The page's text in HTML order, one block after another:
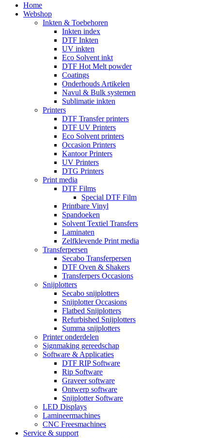
Home
Webshop
Inkten & Toebehoren
Inkten index
DTF Inkten
UV inkten
Eco Solvent inkt
DTF Hot Melt powder
Coatings
Onderhouds Artikelen
Navul & Bulk systemen
Sublimatie inkten
Printers
DTF Transfer printers
DTF UV Printers
Eco Solvent printers
Occasion Printers
Kantoor Printers
UV Printers
DTG Printers
Print media
DTF Films
Special DTF Film
Printbare Vinyl
Spandoeken
Solvent Textiel Transfers
Laminaten
Zelfklevende Print media
Transferpersen
Secabo Transferpersen
DTF Oven & Shakers
Transferpers Occasions
Snijplotters
Secabo snijplotters
Snijplotter Occasions
Flatbed Snijplotters
Refurbished Snijplotters
Summa snijplotters
Printer onderdelen
Signmaking gereedschap
Software & Applicaties
DTF RIP Software
Rip Software
Graveer software
Ontwerp software
Snijplotter Software
LED Displays
Lamineermachines
CNC Freesmachines
Service & support